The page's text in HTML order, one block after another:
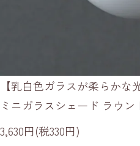
【乳白色ガラスが柔らかな
ミニガラスシェード ラウン
3,630円(税330円)